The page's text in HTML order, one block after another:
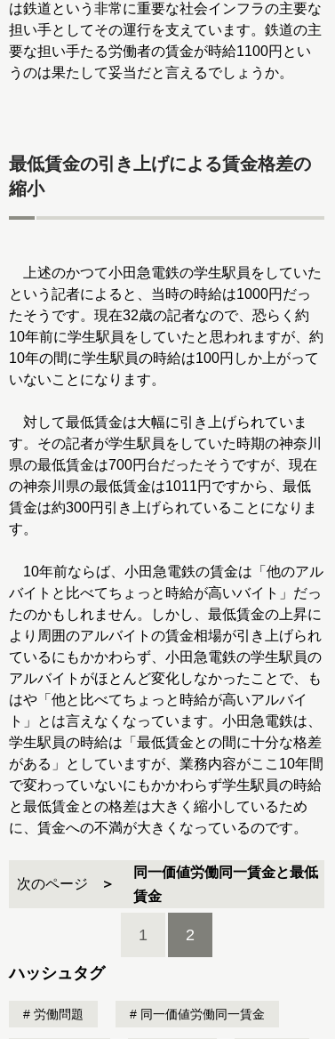
は鉄道という非常に重要な社会インフラの主要な
担い手としてその運行を支えています。鉄道の主
要な担い手たる労働者の賃金が時給1100円とい
うのは果たして妥当だと言えるでしょうか。
最低賃金の引き上げによる賃金格差の
縮小
上述のかつて小田急電鉄の学生駅員をしていた
という記者によると、当時の時給は1000円だっ
たそうです。現在32歳の記者なので、恐らく約
10年前に学生駅員をしていたと思われますが、約
10年の間に学生駅員の時給は100円しか上がって
いないことになります。
対して最低賃金は大幅に引き上げられていま
す。その記者が学生駅員をしていた時期の神奈川
県の最低賃金は700円台だったそうですが、現在
の神奈川県の最低賃金は1011円ですから、最低
賃金は約300円引き上げられていることになりま
す。
10年前ならば、小田急電鉄の賃金は「他のアル
バイトと比べてちょっと時給が高いバイト」だっ
たのかもしれません。しかし、最低賃金の上昇に
より周囲のアルバイトの賃金相場が引き上げられ
ているにもかかわらず、小田急電鉄の学生駅員の
アルバイトがほとんど変化しなかったことで、も
はや「他と比べてちょっと時給が高いアルバイ
ト」とは言えなくなっています。小田急電鉄は、
学生駅員の時給は「最低賃金との間に十分な格差
がある」としていますが、業務内容がここ10年間
で変わっていないにもかかわらず学生駅員の時給
と最低賃金との格差は大きく縮小しているため
に、賃金への不満が大きくなっているのです。
次のページ
同一価値労働同一賃金と最低
賃金
1 2
ハッシュタグ
労働問題 同一価値労働同一賃金